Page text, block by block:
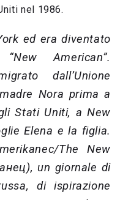
nel 1986.
ed era diventato
American”.
dall’Unione
Nora prima a
Stati Uniti, a New
Elena e la figlia.
The New
un giornale di
di ispirazione